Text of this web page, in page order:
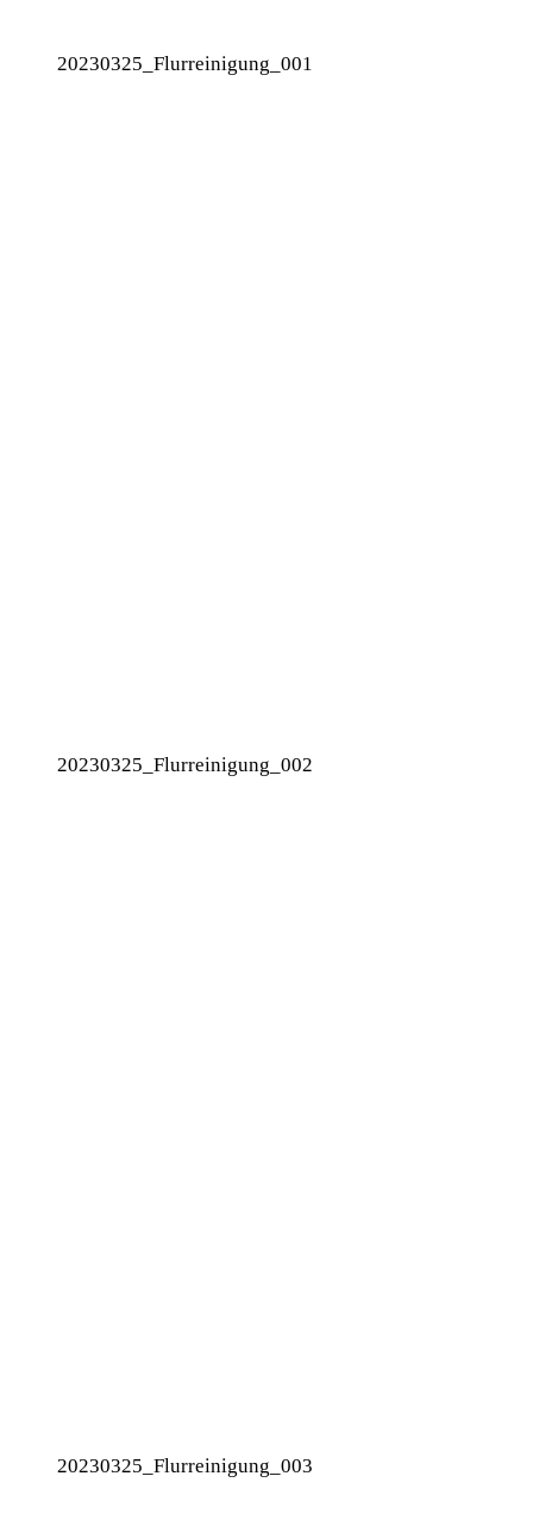
20230325_Flurreinigung_001
20230325_Flurreinigung_002
20230325_Flurreinigung_003